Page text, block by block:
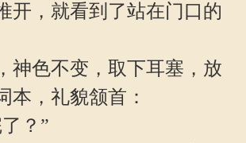
开，就看到了站在门口的
神色不变，取下耳塞，放
本，礼貌颔首：
？”